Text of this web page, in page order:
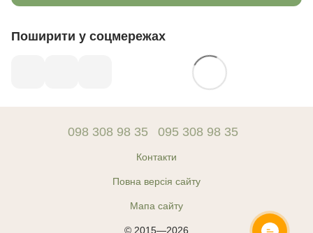
Поширити у соцмережах
098 308 98 35 095 308 98 35
Контакти
Повна версія сайту
Мапа сайту
© 2015—2026